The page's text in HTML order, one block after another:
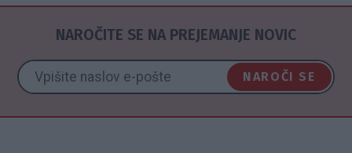
NAROČITE SE NA PREJEMANJE NOVIC
NAROČI SE